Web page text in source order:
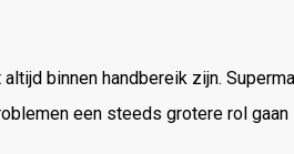
binnen handbereik zijn.
een steeds grotere rol gaan